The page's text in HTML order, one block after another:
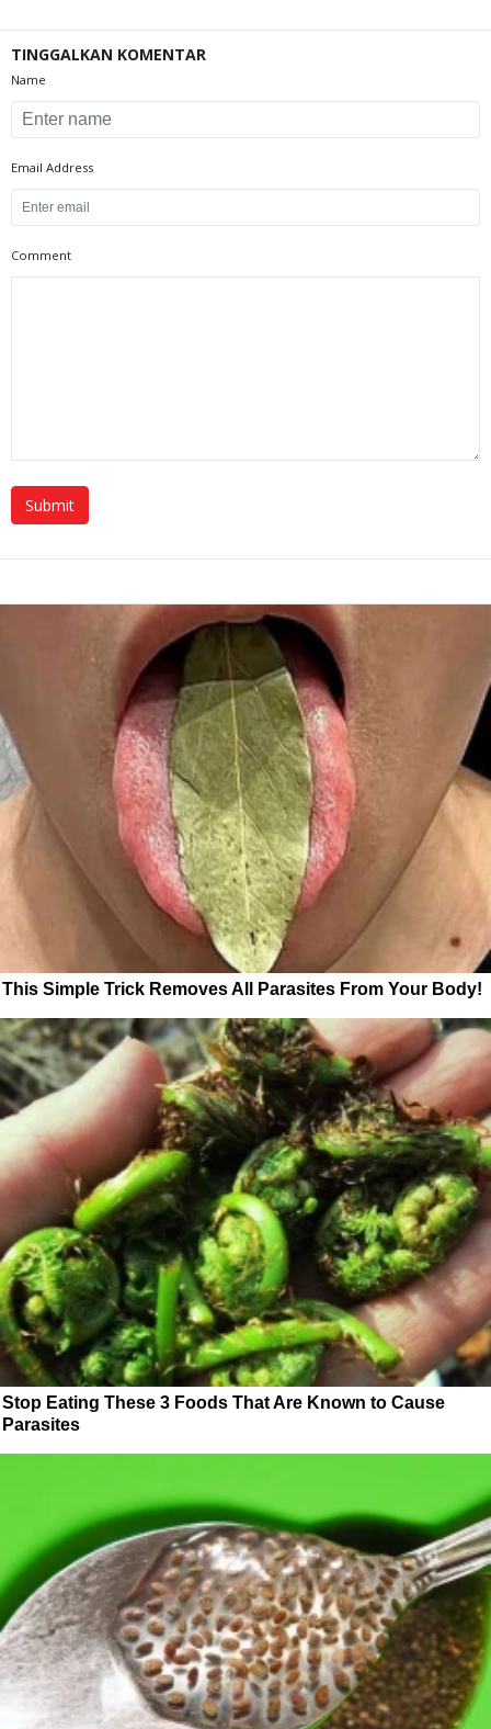
TINGGALKAN KOMENTAR
Name
Email Address
Comment
This Simple Trick Removes All Parasites From Your Body!
Stop Eating These 3 Foods That Are Known to Cause
Parasites